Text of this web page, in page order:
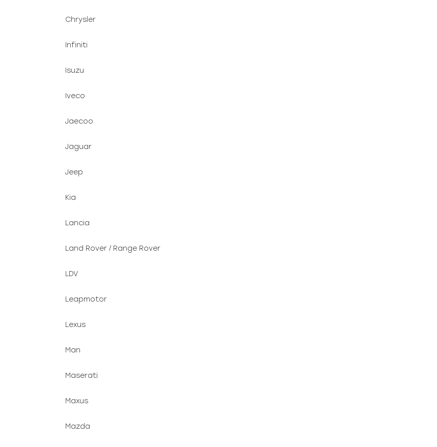
Chrysler
Infiniti
Isuzu
Iveco
Jaecoo
Jaguar
Jeep
Kia
Lancia
Land Rover / Range Rover
LDV
Leapmotor
Lexus
Man
Maserati
Maxus
Mazda